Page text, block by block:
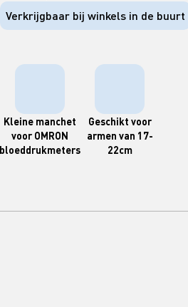
Verkrijgbaar bij winkels in de buurt
Kleine manchet
voor OMRON
bloeddrukmeters
Geschikt voor
armen van 17-
22cm